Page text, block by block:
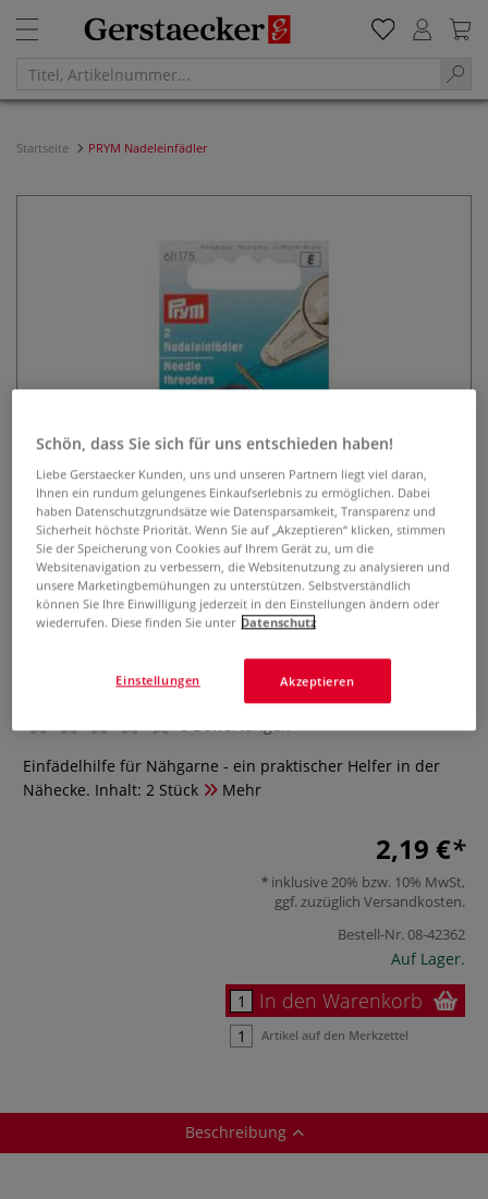
Startseite PRYM Nadeleinfädler
PRYM Nadeleinfädler
0 Bewertungen
Einfädelhilfe für Nähgarne - ein praktischer Helfer in der
Nähecke. Inhalt: 2 Stück
Mehr
2,19 €
inklusive 20% bzw. 10% MwSt,
ggf. zuzüglich Versandkosten.
Bestell-Nr.08-42362
Auf Lager.
In den Warenkorb
Artikel auf den Merkzettel
Beschreibung
Schön, dass Sie sich für uns entschieden haben!
Liebe Gerstaecker Kunden, uns und unseren Partnern liegt viel daran,
Ihnen ein rundum gelungenes Einkaufserlebnis zu ermöglichen. Dabei
haben Datenschutzgrundsätze wie Datensparsamkeit, Transparenz und
Sicherheit höchste Priorität. Wenn Sie auf „Akzeptieren“ klicken, stimmen
Sie der Speicherung von Cookies auf Ihrem Gerät zu, um die
Websitenavigation zu verbessern, die Websitenutzung zu analysieren und
unsere Marketingbemühungen zu unterstützen. Selbstverständlich
können Sie Ihre Einwilligung jederzeit in den Einstellungen ändern oder
wiederrufen. Diese finden Sie unter Datenschutz
Akzeptieren
Einstellungen